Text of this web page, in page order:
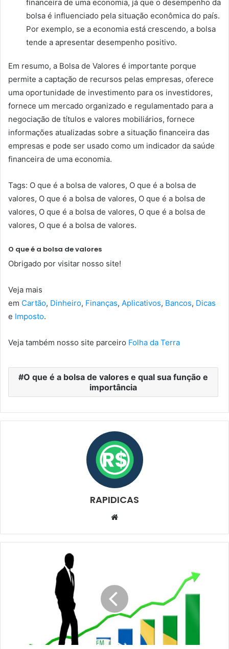
financeira de uma economia, já que o desempenho da
bolsa é influenciado pela situação econômica do país.
Por exemplo, se a economia está crescendo, a bolsa
tende a apresentar desempenho positivo.
Em resumo, a Bolsa de Valores é importante porque
permite a captação de recursos pelas empresas, oferece
uma oportunidade de investimento para os investidores,
fornece um mercado organizado e regulamentado para a
negociação de títulos e valores mobiliários, fornece
informações atualizadas sobre a situação financeira das
empresas e pode ser usado como um indicador da saúde
financeira de uma economia.
Tags: O que é a bolsa de valores, O que é a bolsa de
valores, O que é a bolsa de valores, O que é a bolsa de
valores, O que é a bolsa de valores, O que é a bolsa de
valores, O que é a bolsa de valores.
O que é a bolsa de valores
Obrigado por visitar nosso site!
Veja mais
em Cartão, Dinheiro, Finanças, Aplicativos, Bancos, Dicas
e Imposto.
Veja também nosso site parceiro Folha da Terra
O que é a bolsa de valores e qual sua função e
importância
RAPIDICAS
Website